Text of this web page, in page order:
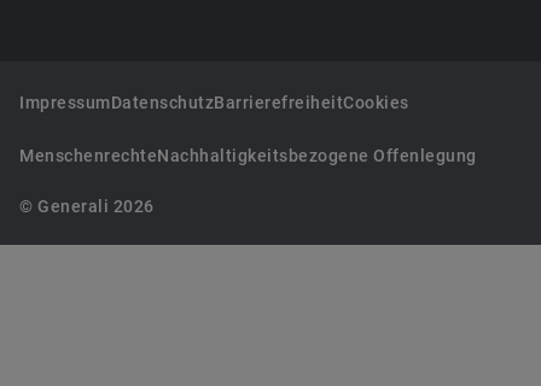
ImpressumDatenschutzBarrierefreiheitCookies
MenschenrechteNachhaltigkeitsbezogene Offenlegung
© Generali 2026